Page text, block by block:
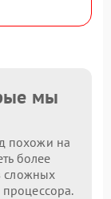
мы
похожи на
более
сложных
процессора.